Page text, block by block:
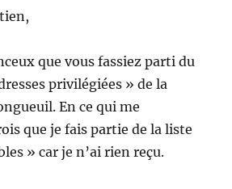
que vous fassiez parti du
privilégiées » de la
En ce qui me
que je fais partie de la liste
» car je n’ai rien reçu.